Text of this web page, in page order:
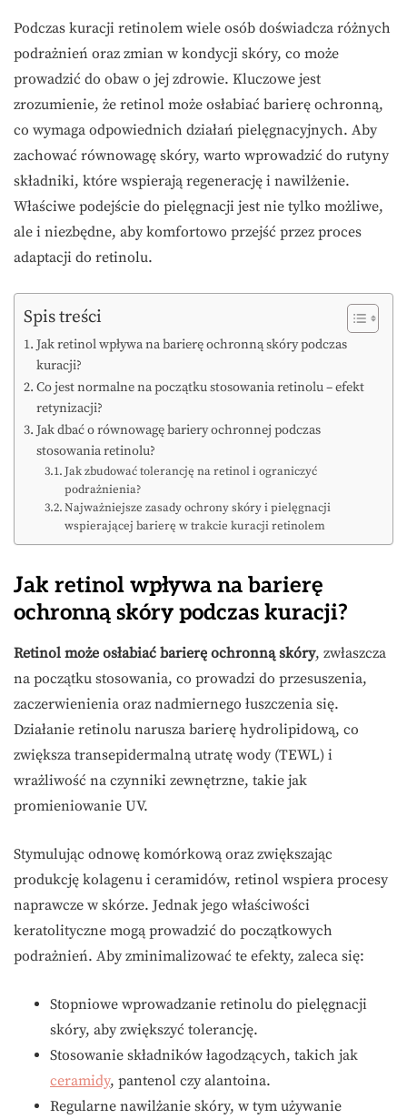
Podczas kuracji retinolem wiele osób doświadcza różnych
podrażnień oraz zmian w kondycji skóry, co może
prowadzić do obaw o jej zdrowie. Kluczowe jest
zrozumienie, że retinol może osłabiać barierę ochronną,
co wymaga odpowiednich działań pielęgnacyjnych. Aby
zachować równowagę skóry, warto wprowadzić do rutyny
składniki, które wspierają regenerację i nawilżenie.
Właściwe podejście do pielęgnacji jest nie tylko możliwe,
ale i niezbędne, aby komfortowo przejść przez proces
adaptacji do retinolu.
Spis treści
Jak retinol wpływa na barierę ochronną skóry podczas
kuracji?
Co jest normalne na początku stosowania retinolu – efekt
retynizacji?
Jak dbać o równowagę bariery ochronnej podczas
stosowania retinolu?
Jak zbudować tolerancję na retinol i ograniczyć
podrażnienia?
Najważniejsze zasady ochrony skóry i pielęgnacji
wspierającej barierę w trakcie kuracji retinolem
Jak retinol wpływa na barierę
ochronną skóry podczas kuracji?
Retinol może osłabiać barierę ochronną skóry, zwłaszcza
na początku stosowania, co prowadzi do przesuszenia,
zaczerwienienia oraz nadmiernego łuszczenia się.
Działanie retinolu narusza barierę hydrolipidową, co
zwiększa transepidermalną utratę wody (TEWL) i
wrażliwość na czynniki zewnętrzne, takie jak
promieniowanie UV.
Stymulując odnowę komórkową oraz zwiększając
produkcję kolagenu i ceramidów, retinol wspiera procesy
naprawcze w skórze. Jednak jego właściwości
keratolityczne mogą prowadzić do początkowych
podrażnień. Aby zminimalizować te efekty, zaleca się:
Stopniowe wprowadzanie retinolu do pielęgnacji
skóry, aby zwiększyć tolerancję.
Stosowanie składników łagodzących, takich jak
ceramidy, pantenol czy alantoina.
Regularne nawilżanie skóry, w tym używanie